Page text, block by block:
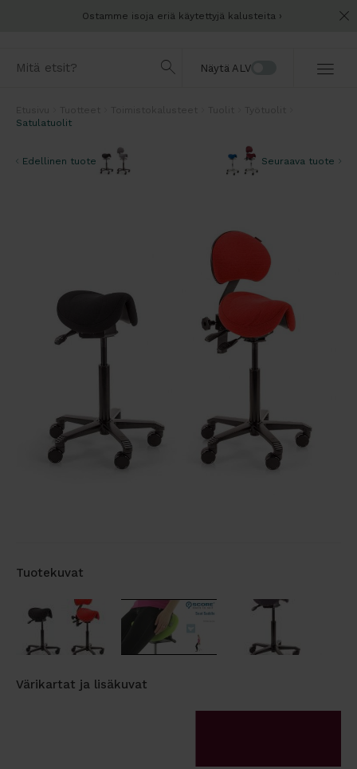
Ostamme isoja eriä käytettyjä kalusteita
Näytä ALV
Satulatuolit
Edellinen tuote Seuraava tuote
Tuotekuvat
Värikartat ja lisäkuvat